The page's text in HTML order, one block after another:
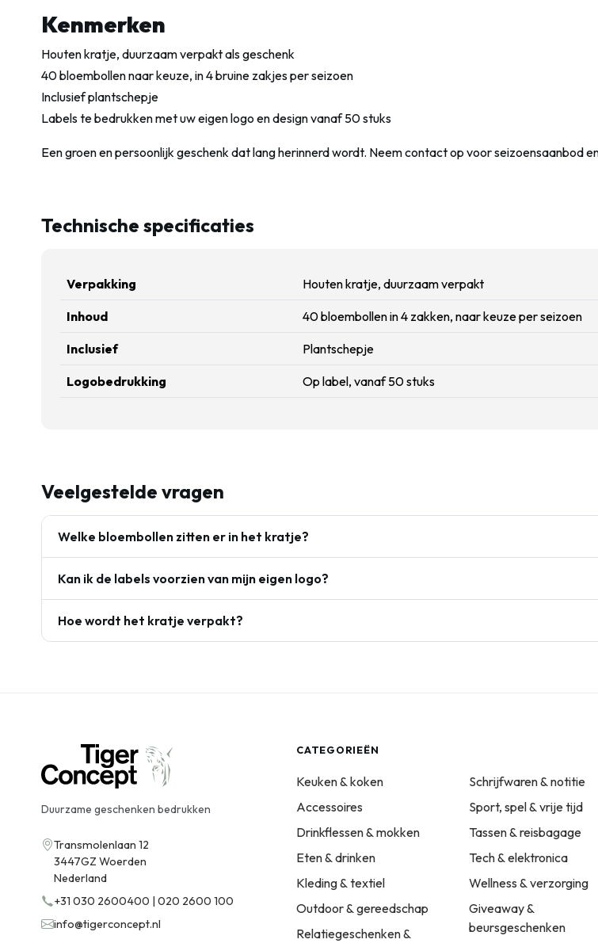
Kenmerken
Houten kratje, duurzaam verpakt als geschenk
40 bloembollen naar keuze, in 4 bruine zakjes per seizoen
Inclusief plantschepje
Labels te bedrukken met uw eigen logo en design vanaf 50 stuks
Een groen en persoonlijk geschenk dat lang herinnerd wordt. Neem contact op voor seizoensaanbod
Technische specificaties
Verpakking Houten kratje, duurzaam verpakt
Inhoud 40 bloembollen in 4 zakken, naar keuze per seizoen
Inclusief Plantschepje
Logobedrukking Op label, vanaf 50 stuks
Veelgestelde vragen
Welke bloembollen zitten er in het kratje?
Kan ik de labels voorzien van mijn eigen logo?
Hoe wordt het kratje verpakt?
Duurzame geschenken bedrukken
Transmolenlaan 12
3447GZ Woerden
Nederland
+31 030 2600400 | 020 2600 100
info@tigerconcept.nl
CATEGORIEËN
Keuken & koken
Accessoires
Drinkflessen & mokken
Eten & drinken
Kleding & textiel
Outdoor & gereedschap
Relatiegeschenken &
Schrijfwaren & notitie
Sport, spel & vrije tijd
Tassen & reisbagage
Tech & elektronica
Wellness & verzorging
Giveaway &
beursgeschenken